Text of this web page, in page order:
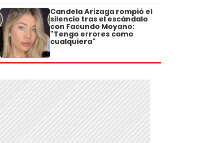
Candela Arizaga rompió el
silencio tras el escándalo
con Facundo Moyano:
"Tengo errores como
cualquiera"